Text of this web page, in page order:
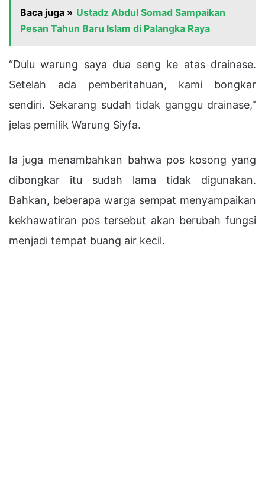
Baca juga » Ustadz Abdul Somad Sampaikan
Pesan Tahun Baru Islam di Palangka Raya
“Dulu warung saya dua seng ke atas drainase.
Setelah ada pemberitahuan, kami bongkar
sendiri. Sekarang sudah tidak ganggu drainase,”
jelas pemilik Warung Siyfa.
Ia juga menambahkan bahwa pos kosong yang
dibongkar itu sudah lama tidak digunakan.
Bahkan, beberapa warga sempat menyampaikan
kekhawatiran pos tersebut akan berubah fungsi
menjadi tempat buang air kecil.